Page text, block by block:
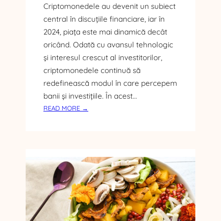
N
F
L
M
A
Ț
I
A
A
L
Ă
Criptomonedele au devenit un subiect
central în discuțiile financiare, iar în
2024, piața este mai dinamică decât
oricând. Odată cu avansul tehnologic
și interesul crescut al investitorilor,
criptomonedele continuă să
redefinească modul în care percepem
banii și investițiile. În acest…
READ MORE →
U
L
C
O
M
P